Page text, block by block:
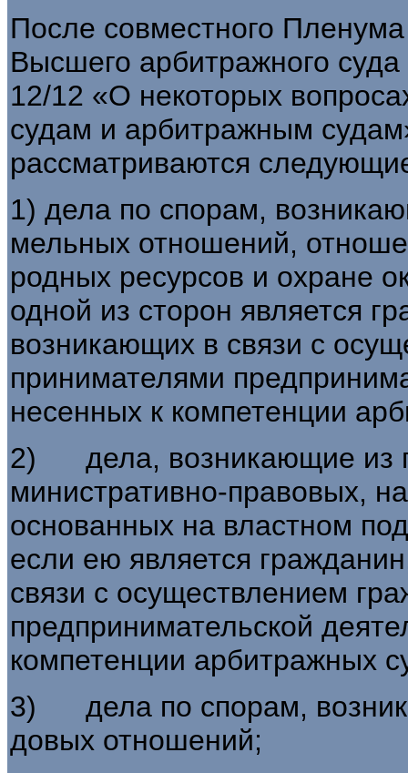
После совместного
Высшего арбитражного
12/12 «О некоторых
судам и арбитражным
рассматриваются
1) дела по спорам,
мельных отношений,
родных ресурсов и охране
одной из сторон является
возникающих в связи с
принимателями
несенных к компетенции
2) дела, возникающие из
министративно-правовых,
основанных на властном
если ею является
связи с осуществлением
предпринимательской
компетенции арбитражных
3) дела по спорам,
довых отношений;